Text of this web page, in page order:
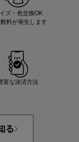
ズ・色交換OK
料が発生します
富な決済方法
る